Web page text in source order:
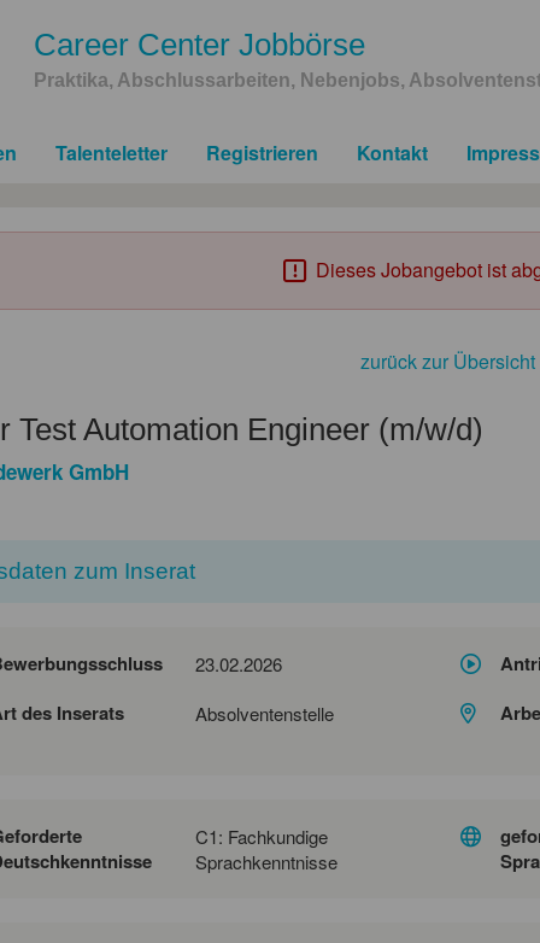
Career Center Jobbörse
Praktika, Abschlussarbeiten, Nebenjobs,
Talenteletter Registrieren Kontakt
Dieses Jobangebot ist
zurück zur Übersicht
Test Automation Engineer (m/w/d)
GmbH
zum Inserat
23.02.2026
des Inserats Absolventenstelle
C1: Fachkundige
Sprachkenntnisse